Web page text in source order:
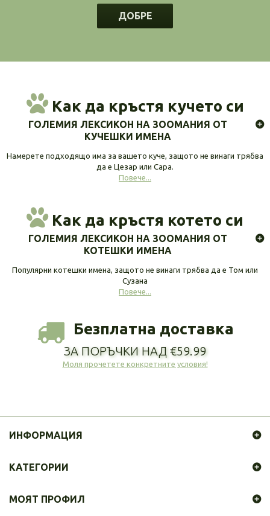
ДОБРЕ
Как да кръстя кучето си
ГОЛЕМИЯ ЛЕКСИКОН НА ЗООМАНИЯ ОТ
КУЧЕШКИ ИМЕНА
Намерете подходящо има за вашето куче, защото не винаги трябва
да е Цезар или Сара.
Повече...
Как да кръстя котето си
ГОЛЕМИЯ ЛЕКСИКОН НА ЗООМАНИЯ ОТ
КОТЕШКИ ИМЕНА
Популярни котешки имена, защото не винаги трябва да е Том или
Сузана
Повече...
Безплатна доставка
ЗА ПОРЪЧКИ НАД €59.99
Моля прочетете конкретните условия!
ИНФОРМАЦИЯ
КАТЕГОРИИ
МОЯТ ПРОФИЛ